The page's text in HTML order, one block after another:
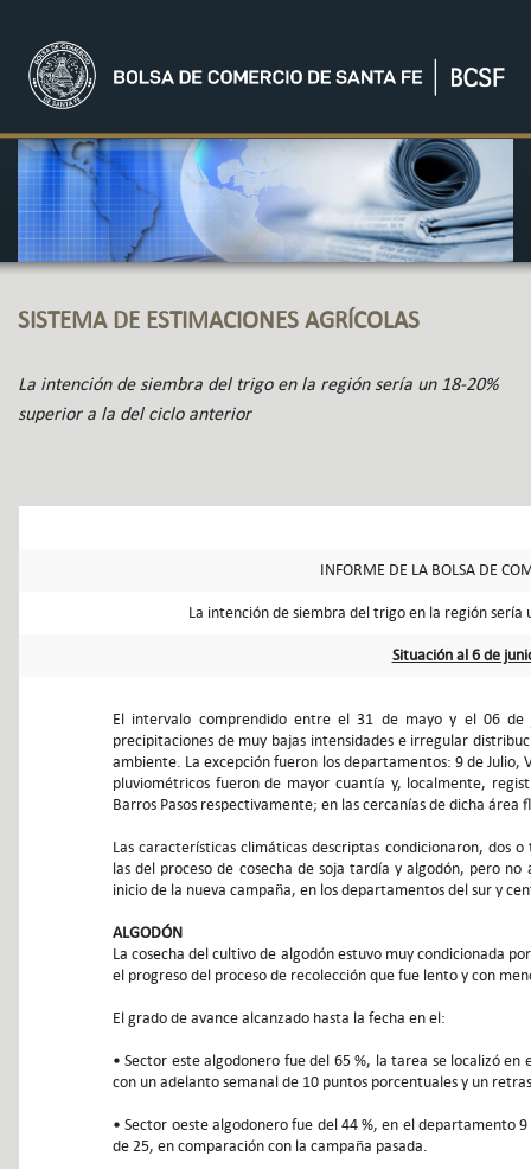
SISTEMA DE ESTIMACIONES AGRÍCOLAS
La intención de siembra del trigo en la región sería un 18-20%
superior a la del ciclo anterior
INFORME DE LA BOLSA DE
La intención de siembra del trigo en la región
Situación al 6 de
El intervalo comprendido entre el 31 de mayo y el 06
precipitaciones de muy bajas intensidades e irregular
ambiente. La excepción fueron los departamentos: 9 de Julio,
pluviométricos fueron de mayor cuantía y, localmente,
Barros Pasos respectivamente; en las cercanías de dicha
Las características climáticas descriptas condicionaron, dos
las del proceso de cosecha de soja tardía y algodón, pero
inicio de la nueva campaña, en los departamentos del sur y
ALGODÓN
La cosecha del cultivo de algodón estuvo muy condicionada
el progreso del proceso de recolección que fue lento y con
El grado de avance alcanzado hasta la fecha en el:
• Sector este algodonero fue del 65 %, la tarea se localizó
con un adelanto semanal de 10 puntos porcentuales y un
• Sector oeste algodonero fue del 44 %, en el departamento
de 25, en comparación con la campaña pasada.